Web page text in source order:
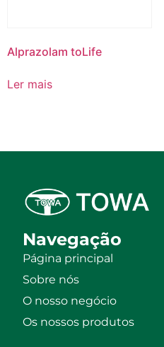
Alprazolam toLife
Ler mais
Navegação
Página principal
Sobre nós
O nosso negócio
Os nossos produtos